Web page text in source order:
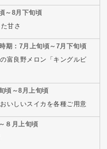
～8月下旬頃
甘さ
期：7月上旬頃～7月下旬頃
富良野メロン「キングルビ
頃～8月上旬頃
いしいスイカを各種ご用意
８月上旬頃